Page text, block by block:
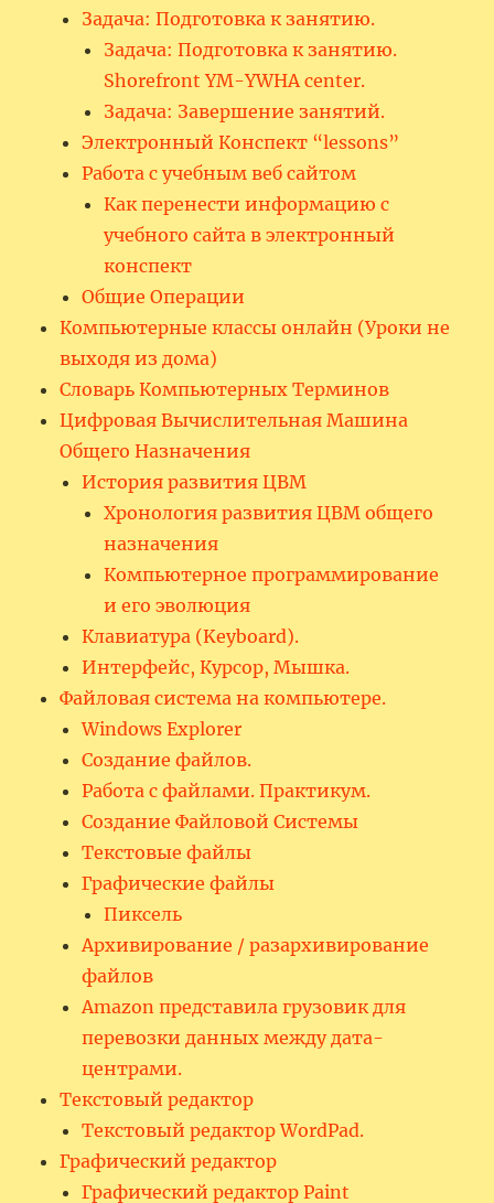
Задача: Подготовка к занятию.
Задача: Подготовка к занятию.
Shorefront YM-YWHA center.
Задача: Завершение занятий.
Электронный Конспект “lessons”
Работа с учебным веб сайтом
Как перенести информацию с
учебного сайта в электронный
конспект
Общие Операции
Компьютерные классы онлайн (Уроки не
выходя из дома)
Словарь Компьютерных Терминов
Цифровая Вычислительная Машина
Общего Назначения
История развития ЦВМ
Хронология развития ЦВМ общего
назначения
Компьютерное программирование
и его эволюция
Клавиатура (Keyboard).
Интерфейс, Курсор, Мышка.
Файловая система на компьютере.
Windows Explorer
Создание файлов.
Работа с файлами. Практикум.
Создание Файловой Системы
Текстовые файлы
Графические файлы
Пиксель
Архивирование / разархивирование
файлов
Amazon представила грузовик для
перевозки данных между дата-
центрами.
Текстовый редактор
Текстовый редактор WordPad.
Графический редактор
Графический редактор Paint